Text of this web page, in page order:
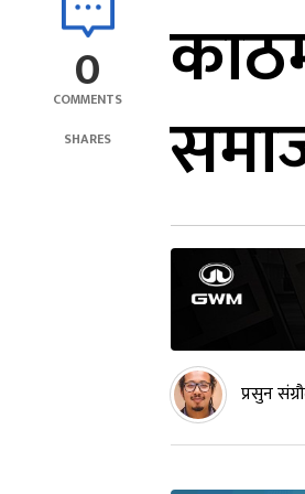
0
COMMENTS
SHARES
प्रसुन